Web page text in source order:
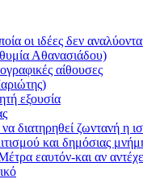
οι ιδέες δεν
Αθανασιάδου)
αίθουσες
εξουσία
διατηρηθεί ζωντανή η
και δημόσιας
εαυτόν-και αν